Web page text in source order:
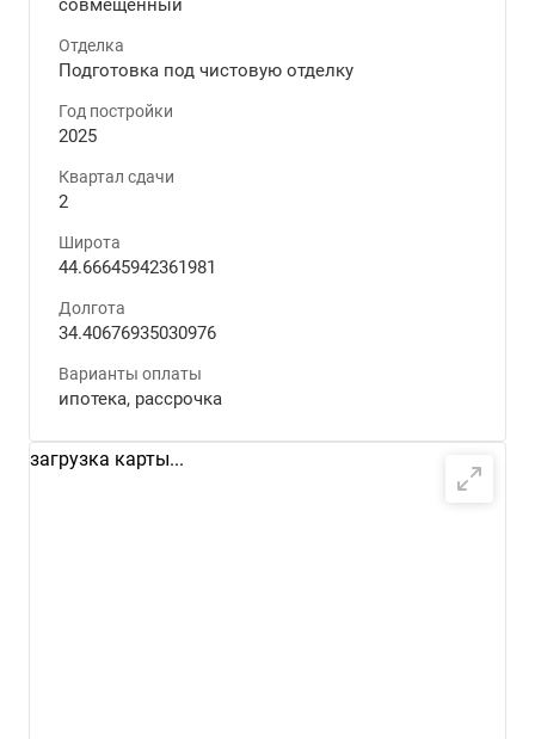
совмещенный
Отделка
Подготовка под чистовую отделку
Год постройки
2025
Квартал сдачи
2
Широта
44.66645942361981
Долгота
34.40676935030976
Варианты оплаты
ипотека, рассрочка
загрузка карты...